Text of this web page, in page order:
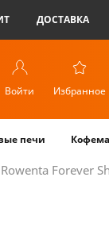
ДОСТАВКА
Войти
Избранное
печи
Forever